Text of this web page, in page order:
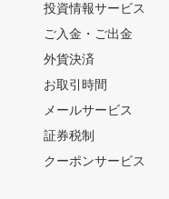
投資情報サービス
ご入金・ご出金
外貨決済
お取引時間
メールサービス
証券税制
クーポンサービス